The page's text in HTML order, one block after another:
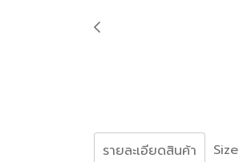
รายละเอียดสินค้า